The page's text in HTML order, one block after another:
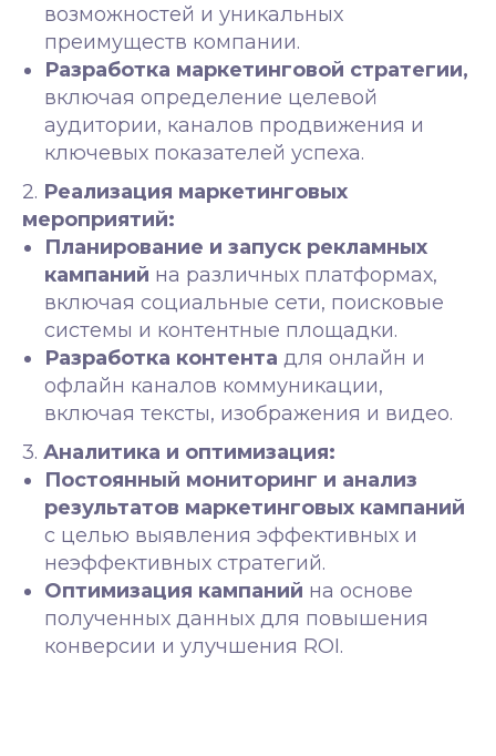
возможностей и уникальных
преимуществ компании.
Разработка маркетинговой стратегии,
включая определение целевой
аудитории, каналов продвижения и
ключевых показателей успеха.
2. Реализация маркетинговых
мероприятий:
Планирование и запуск рекламных
кампаний на различных платформах,
включая социальные сети, поисковые
системы и контентные площадки.
Разработка контента для онлайн и
офлайн каналов коммуникации,
включая тексты, изображения и видео.
3. Аналитика и оптимизация:
Постоянный мониторинг и анализ
результатов маркетинговых кампаний
с целью выявления эффективных и
неэффективных стратегий.
Оптимизация кампаний на основе
полученных данных для повышения
конверсии и улучшения ROI.